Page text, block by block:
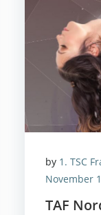
by 1. TSC
November
TAF